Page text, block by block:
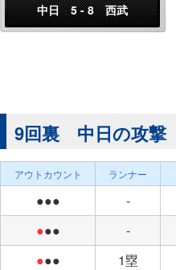
中日 5 - 8 西武
9回裏 中日の攻撃
アウトカウント ランナー
●●● -
●●● -
●●● 1塁